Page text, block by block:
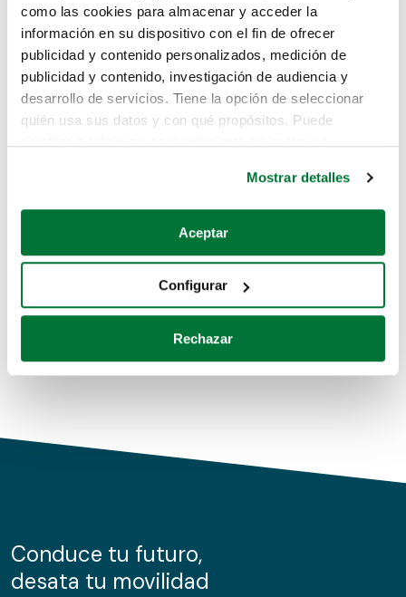
como las cookies para almacenar y acceder la
información en su dispositivo con el fin de ofrecer
publicidad y contenido personalizados, medición de
publicidad y contenido, investigación de audiencia y
desarrollo de servicios. Tiene la opción de seleccionar
quién usa sus datos y con qué propósitos. Puede
Si lo permite, también quisiéramos:
Recopilar información sobre su ubicación geográfica
Identificar su dispositivo analizándolo activamente
para buscar características específicas (huellas
Obtenga más información sobre cómo se procesan sus
de cookies.
información sobre el uso que haga del sitio web con
nuestros partners de redes sociales, publicidad y análisis
Mostrar detalles
Aceptar
Configurar
Rechazar
Lo sentimos, no sabemos como
te hemos traido hasta aquí.
Pero puedes encontrar el coche que estás
buscando en alguno de estos enlaces:
Coches de segunda mano
Coches de km0
Conduce tu futuro,
desata tu movilidad